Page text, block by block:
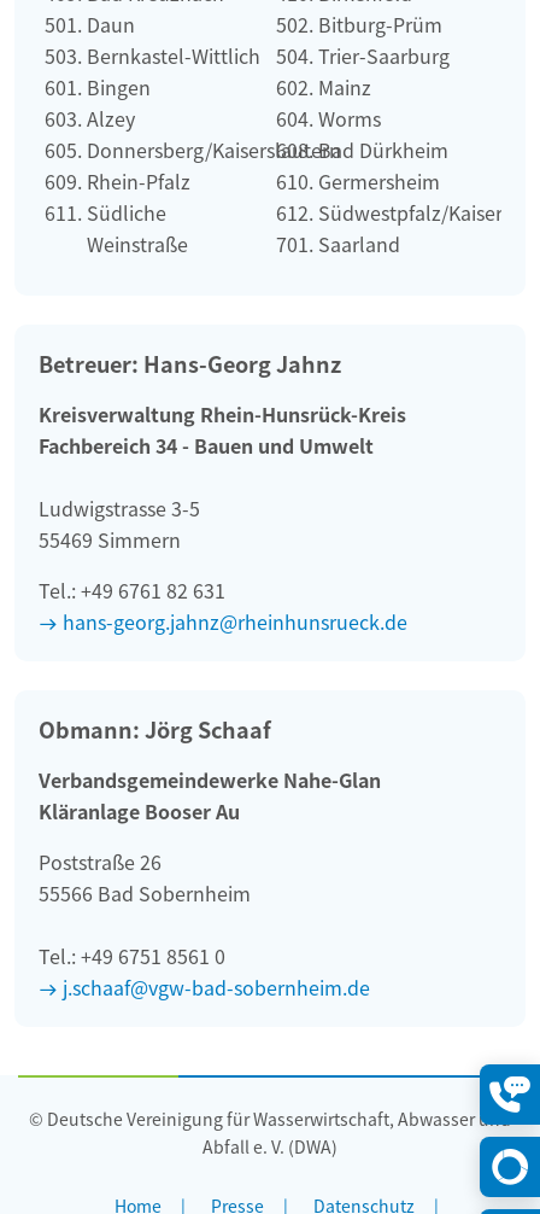
Daun
Bitburg-Prüm
Bernkastel-Wittlich
Trier-Saarburg
Bingen
Mainz
Alzey
Worms
Donnersberg/KaiserslauternBad Dürkheim
Rhein-Pfalz
Germersheim
Südliche
Weinstraße
Südwestpfalz/
Saarland
Betreuer: Hans-Georg Jahnz
Kreisverwaltung Rhein-Hunsrück-Kreis
Fachbereich 34 - Bauen und Umwelt
Ludwigstrasse 3-5
55469 Simmern
Tel.: +49 6761 82 631
hans-georg.jahnz@rheinhunsrueck.de
Obmann: Jörg Schaaf
Verbandsgemeindewerke Nahe-Glan
Kläranlage Booser Au
Poststraße 26
55566 Bad Sobernheim
Tel.: +49 6751 8561 0
j.schaaf@vgw-bad-sobernheim.de
© Deutsche Vereinigung für Wasserwirtschaft, Abwasser und
Abfall e. V. (DWA)
Home Presse Datenschutz